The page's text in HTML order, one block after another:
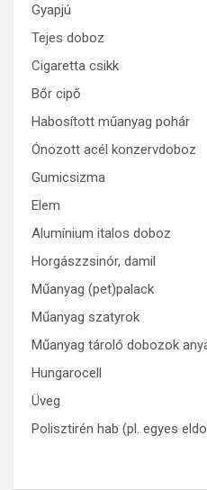
Gyapjú
Tejes doboz
Cigaretta csikk
Bőr cipő
Habosított műanyag pohár
Ónozott acél konzervdoboz
Gumicsizma
Elem
Alumínium italos doboz
Horgászzsinór, damil
Műanyag (pet)palack
Műanyag szatyrok
Műanyag tároló dobozok
Hungarocell
Üveg
Polisztirén hab (pl. egyes